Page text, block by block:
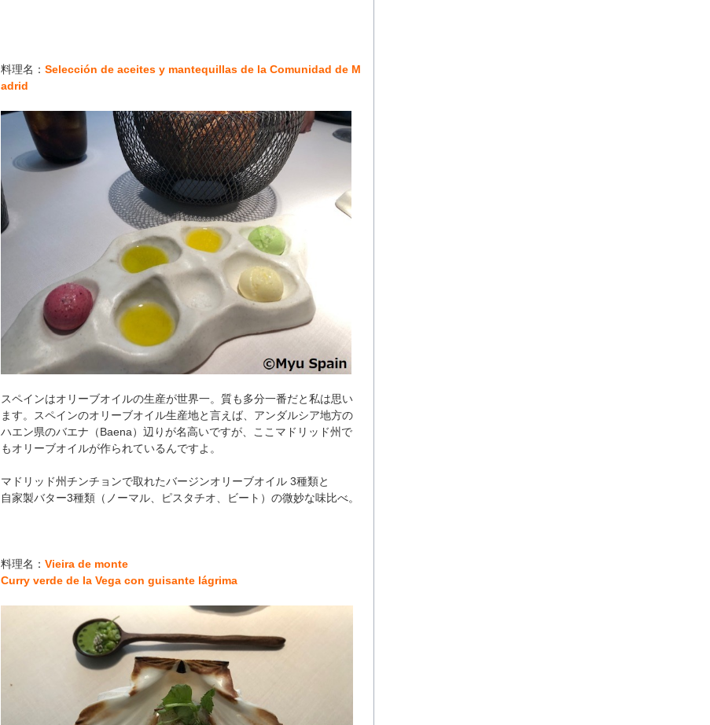
料理名： Selección de aceites y mantequillas de la Comunidad de M
adrid
スペインはオリーブオイルの生産が世界一。質も多分一番だと私は思い
ます。スペインのオリーブオイル生産地と言えば、アンダルシア地方の
ハエン県のバエナ（Baena）辺りが名高いですが、ここマドリッド州で
もオリーブオイルが作られているんですよ。
マドリッド州チンチョンで取れたバージンオリーブオイル 3種類と
自家製バター3種類（ノーマル、ピスタチオ、ビート）の微妙な味比べ。
料理名： Vieira de monte
Curry verde de la Vega con guisante lágrima